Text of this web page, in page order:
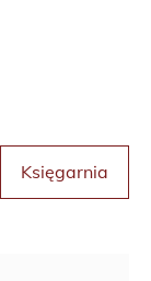
Księgarnia